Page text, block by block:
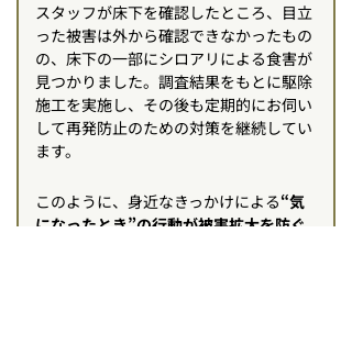
スタッフが床下を確認したところ、目立
った被害は外から確認できなかったもの
の、床下の一部にシロアリによる食害が
見つかりました。調査結果をもとに駆除
施工を実施し、その後も定期的にお伺い
して再発防止のための対策を継続してい
ます。
このように、身近なきっかけによる“気
になったとき”の行動が被害拡大を防ぐ